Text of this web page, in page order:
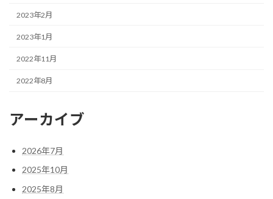
2023年2月
2023年1月
2022年11月
2022年8月
アーカイブ
2026年7月
2025年10月
2025年8月